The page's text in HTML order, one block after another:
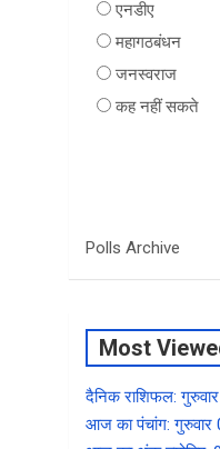
एनडीए
महागठबंधन
जनस्वराज
कह नहीं सकते
Polls Archive
Most
दैनिक राशिफल:
आज का पंचांग: